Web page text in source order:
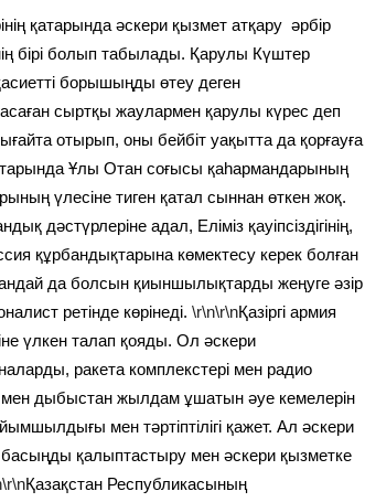
қатарында әскери қызмет атқару әрбір
бірі болып табылады. Қарулы Күштер
борышыңды өтеу деген
сыртқы жаулармен қарулы күрес деп
отырып, оны бейбіт уақытта да қорғауға
Ұлы Отан соғысы қаһармандарының
үлесіне тиген қатал сыннан өткен жоқ.
адал, Еліміз қауіпсіздігінің,
құрбандықтарына көмектесу керек болған
да болсын қиыншылықтарды жеңуге әзір
ретінде көрінеді. \r\n\r\nҚазіргі армия
үлкен талап қояды. Ол әскери
ракета комплекстері мен радио
мен дыбыстан жылдам ұшатын әуе кемелерін
мен тәртіптілігі қажет. Ал әскери
басыңды қалыптастыру мен әскери қызметке
Қазақстан Республикасының